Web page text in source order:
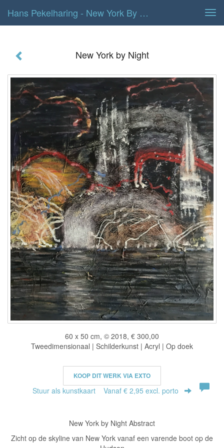
Hans Pekelharing - New York By Night
New York by Night
60 x 50 cm, © 2018, € 300,00
Tweedimensionaal | Schilderkunst | Acryl | Op doek
KOOP DIT WERK VIA EXTO
Stuur als kunstkaart Vanaf € 2,95 excl. porto
New York by Night Abstract
Zicht op de skyline van New York vanaf een varende boot op de